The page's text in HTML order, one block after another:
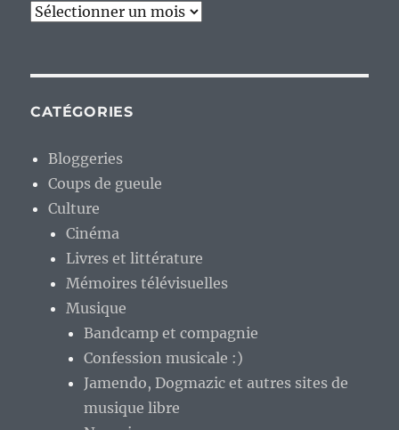
Archives
CATÉGORIES
Bloggeries
Coups de gueule
Culture
Cinéma
Livres et littérature
Mémoires télévisuelles
Musique
Bandcamp et compagnie
Confession musicale :)
Jamendo, Dogmazic et autres sites de
musique libre